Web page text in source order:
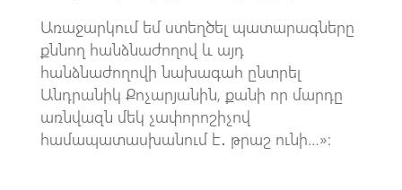
Առաջարկում եմ ստեղծել պատարագները
քննող հանձնաժողով և այդ
հանձնաժողովի նախագահ ընտրել
Անդրանիկ Քոչարյանին, քանի որ մարդը
առնվազն մեկ չափորոշիչով
համապատասխանում է․ թրաշ ունի…»: